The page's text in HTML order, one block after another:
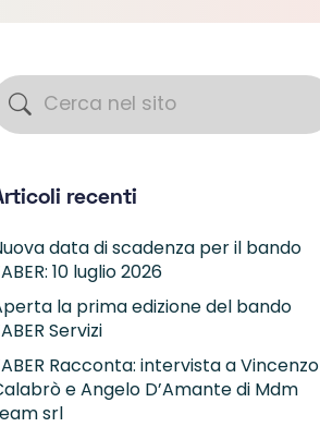
recenti
data di scadenza per il bando
10 luglio 2026
la prima edizione del bando
Servizi
Racconta: intervista a Vincenzo
e Angelo D’Amante di Mdm
srl